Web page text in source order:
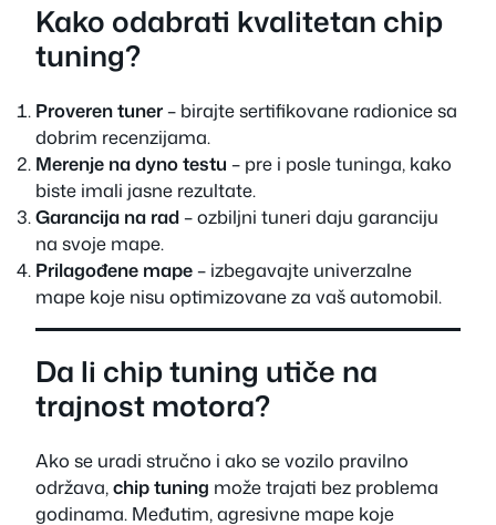
Kako odabrati kvalitetan chip
tuning?
Proveren tuner– birajte sertifikovane radionice sa
dobrim recenzijama.
Merenje na dyno testu – pre i posle tuninga, kako
biste imali jasne rezultate.
Garancija na rad– ozbiljni tuneri daju garanciju
na svoje mape.
Prilagođene mape– izbegavajte univerzalne
mape koje nisu optimizovane za vaš automobil.
Da li chip tuning utiče na
trajnost motora?
Ako se uradi stručno i ako se vozilo pravilno
održava,chip tuning može trajati bez problema
godinama. Međutim, agresivne mape koje